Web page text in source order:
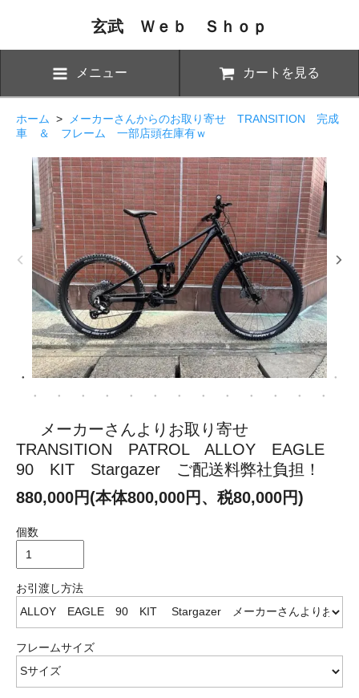
玄武 Ｗｅｂ Ｓｈｏｐ
メニュー カートを見る
ホーム >
メーカーさんからのお取り寄せ TRANSITION 完成
車 ＆ フレーム 一部店頭在庫有ｗ
メーカーさんよりお取り寄せ
TRANSITION PATROL ALLOY EAGLE
90 KIT Stargazer ご配送料弊社負担！
880,000円(本体800,000円、税80,000円)
個数
お引渡し方法
フレームサイズ